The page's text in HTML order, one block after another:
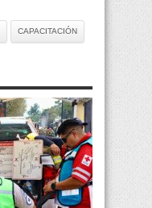
CAPACITACIÓN